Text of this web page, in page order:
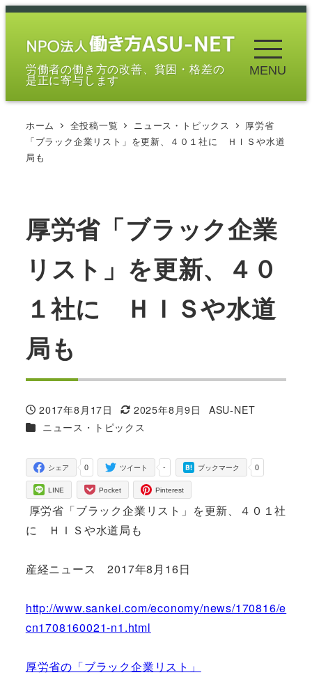
メ
労働者の働き方の改善、貧困・格差の
是正に寄与します
MENU
ホーム 全投稿一覧 ニュース・トピックス
厚労省
「ブラック企業リスト」を更新、４０１社に ＨＩＳや水道
局も
厚労省「ブラック企業
リスト」を更新、４０
１社に ＨＩＳや水道
局も
投稿日
2017年8月17日
更新日
2025年8月9日
著
ASU-NET
カテゴリー
ニュース・トピックス
0
シェア -
ツイート 0
ブックマーク
LINE Pocket Pinterest
厚労省「ブラック企業リスト」を更新、４０１社
に ＨＩＳや水道局も
産経ニュース 2017年8月16日
http://www.sankei.com/economy/news/170816/e
cn1708160021-n1.html
厚労省の「ブラック企業リスト」